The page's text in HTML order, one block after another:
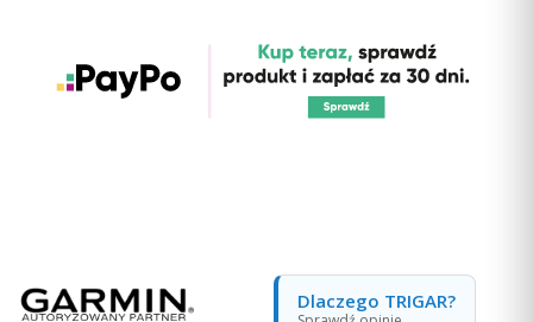
Dlaczego TRIGAR?